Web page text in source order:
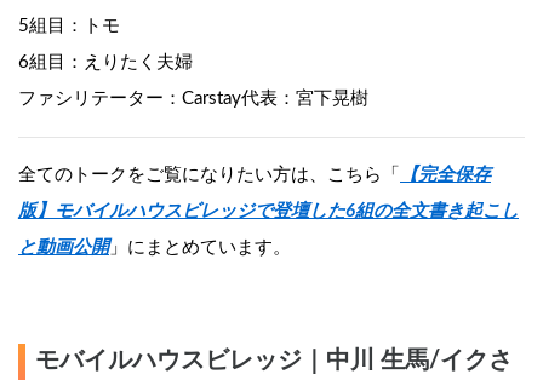
5組目：トモ
6組目：えりたく夫婦
ファシリテーター：Carstay代表：宮下晃樹
全てのトークをご覧になりたい方は、こちら「
【完全保存
版】モバイルハウスビレッジで登壇した6組の全文書き起こし
と動画公開」にまとめています。
モバイルハウスビレッジ｜中川 生馬/イクさ